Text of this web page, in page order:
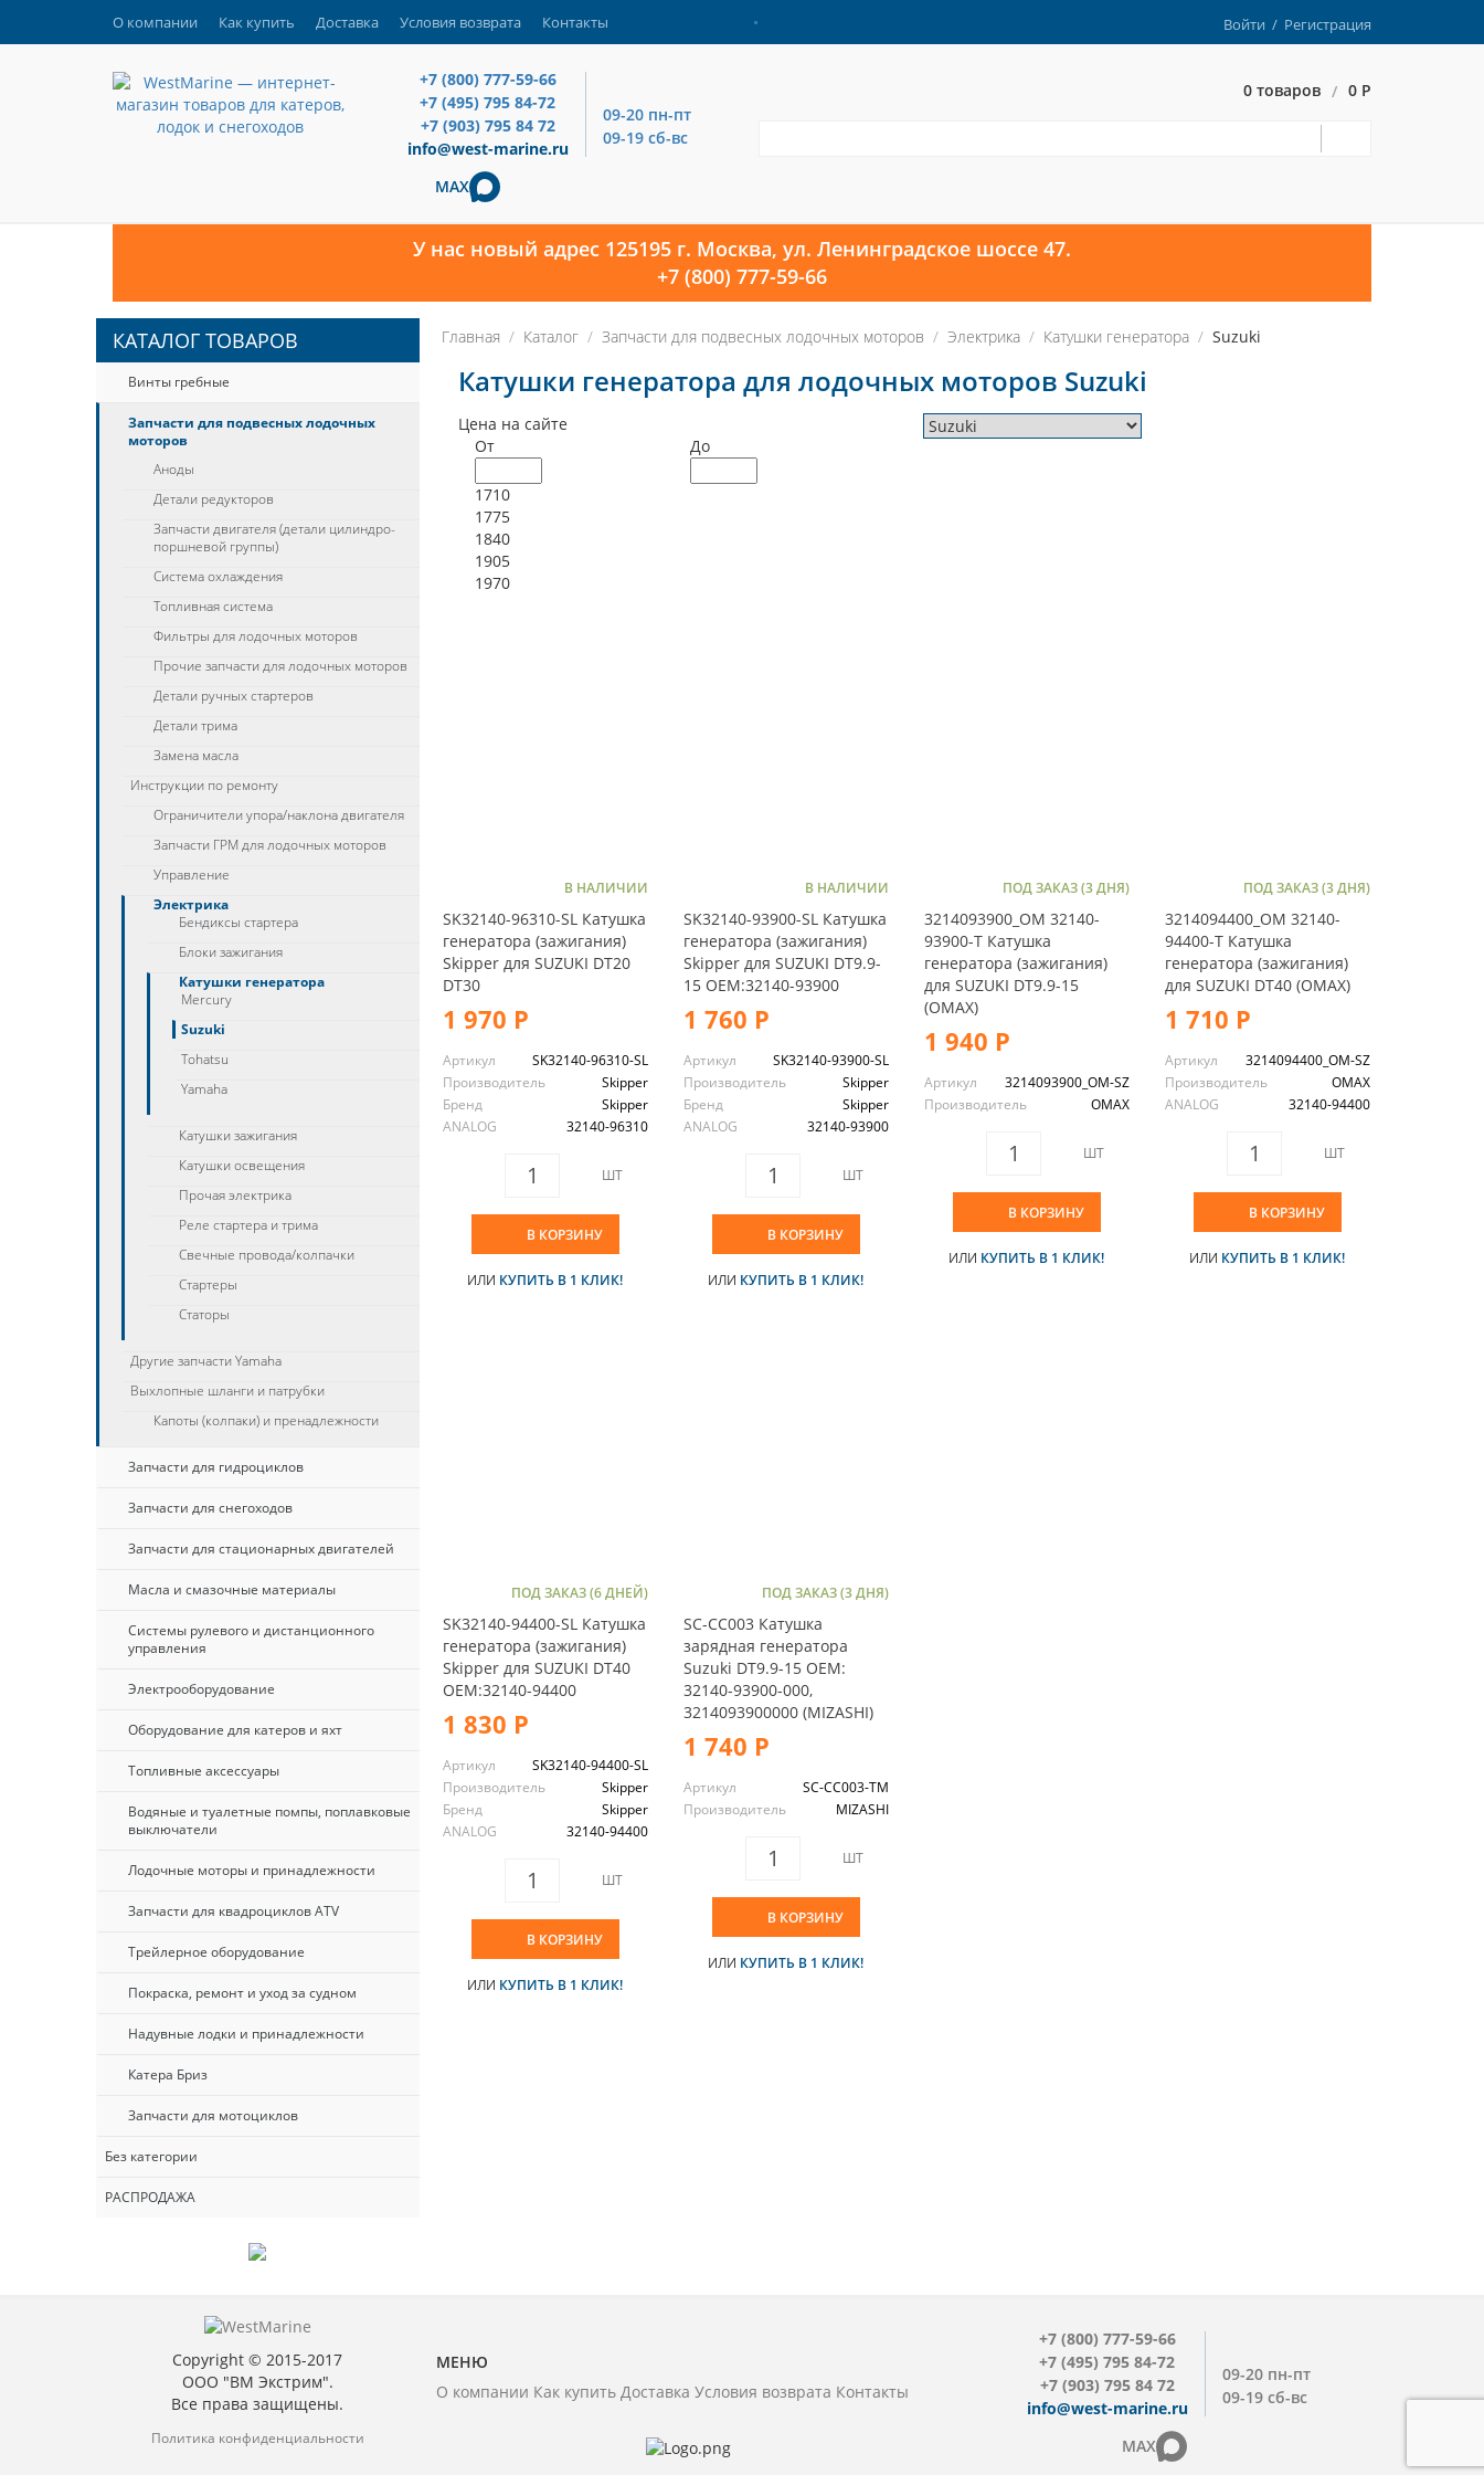
О компании Как купить Доставка Условия возврата Контакты Войти / Регистрация
+7 (800) 777-59-66
+7 (495) 795 84-72
+7 (903) 795 84 72
info@west-marine.ru
09-20 пн-пт
09-19 сб-вс
MAX
0 товаров / 0 Р
У нас новый адрес 125195 г. Москва, ул. Ленинградское шоссе 47.
+7 (800) 777-59-66
Главная Каталог Запчасти для подвесных лодочных моторов Электрика Катушки генератора Suzuki
Катушки генератора для лодочных моторов Suzuki
Цена на сайте
От
До
1710
1775
1840
1905
1970
В НАЛИЧИИ
SK32140-96310-SL Катушка
генератора (зажигания)
Skipper для SUZUKI DT20
DT30
1 970 Р
Артикул
SK32140-96310-SL
Производитель
Skipper
Бренд
Skipper
ANALOG
32140-96310
ШТ
В КОРЗИНУ
ИЛИ КУПИТЬ В 1 КЛИК!
В НАЛИЧИИ
SK32140-93900-SL Катушка
генератора (зажигания)
Skipper для SUZUKI DT9.9-
15 OEM:32140-93900
1 760 Р
Артикул
SK32140-93900-SL
Производитель
Skipper
Бренд
Skipper
ANALOG
32140-93900
ШТ
В КОРЗИНУ
ИЛИ КУПИТЬ В 1 КЛИК!
ПОД ЗАКАЗ (3 ДНЯ)
3214093900_OM 32140-
93900-T Катушка
генератора (зажигания)
для SUZUKI DT9.9-15
(OMAX)
1 940 Р
Артикул
3214093900_OM-SZ
Производитель
OMAX
ШТ
В КОРЗИНУ
ИЛИ КУПИТЬ В 1 КЛИК!
ПОД ЗАКАЗ (3 ДНЯ)
3214094400_OM 32140-
94400-T Катушка
генератора (зажигания)
для SUZUKI DT40 (OMAX)
1 710 Р
Артикул
3214094400_OM-SZ
Производитель
OMAX
ANALOG
32140-94400
ШТ
В КОРЗИНУ
ИЛИ КУПИТЬ В 1 КЛИК!
ПОД ЗАКАЗ (6 ДНЕЙ)
SK32140-94400-SL Катушка
генератора (зажигания)
Skipper для SUZUKI DT40
OEM:32140-94400
1 830 Р
Артикул
SK32140-94400-SL
Производитель
Skipper
Бренд
Skipper
ANALOG
32140-94400
ШТ
В КОРЗИНУ
ИЛИ КУПИТЬ В 1 КЛИК!
ПОД ЗАКАЗ (3 ДНЯ)
SC-CC003 Катушка
зарядная генератора
Suzuki DT9.9-15 OEM:
32140-93900-000,
3214093900000 (MIZASHI)
1 740 Р
Артикул
SC-CC003-TM
Производитель
MIZASHI
ШТ
В КОРЗИНУ
ИЛИ КУПИТЬ В 1 КЛИК!
КАТАЛОГ ТОВАРОВ
Винты гребные
Запчасти для подвесных лодочных
моторов
Аноды
Детали редукторов
Запчасти двигателя (детали цилиндро-
поршневой группы)
Система охлаждения
Топливная система
Фильтры для лодочных моторов
Прочие запчасти для лодочных моторов
Детали ручных стартеров
Детали трима
Замена масла
Инструкции по ремонту
Ограничители упора/наклона двигателя
Запчасти ГРМ для лодочных моторов
Управление
Электрика
Бендиксы стартера
Блоки зажигания
Катушки генератора
Mercury
Suzuki
Tohatsu
Yamaha
Катушки зажигания
Катушки освещения
Прочая электрика
Реле стартера и трима
Свечные провода/колпачки
Стартеры
Статоры
Другие запчасти Yamaha
Выхлопные шланги и патрубки
Капоты (колпаки) и пренадлежности
Запчасти для гидроциклов
Запчасти для снегоходов
Запчасти для стационарных двигателей
Масла и смазочные материалы
Системы рулевого и дистанционного
управления
Электрооборудование
Оборудование для катеров и яхт
Топливные аксессуары
Водяные и туалетные помпы, поплавковые
выключатели
Лодочные моторы и принадлежности
Запчасти для квадроциклов ATV
Трейлерное оборудование
Покраска, ремонт и уход за судном
Надувные лодки и принадлежности
Катера Бриз
Запчасти для мотоциклов
Без категории
РАСПРОДАЖА
Copyright © 2015-2017
ООО "ВМ Экстрим".
Все права защищены.
Политика конфиденциальности
МЕНЮ
О компании Как купить Доставка Условия возврата Контакты
+7 (800) 777-59-66
+7 (495) 795 84-72
+7 (903) 795 84 72
info@west-marine.ru
09-20 пн-пт
09-19 сб-вс
MAX